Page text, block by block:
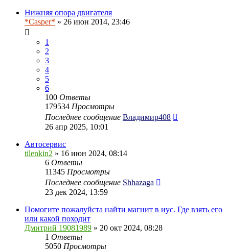
Нижняя опора двигателя
*Casper* » 26 июн 2014, 23:46
1
2
3
4
5
6
100 Ответы
179534 Просмотры
Последнее сообщение Владимир408
26 апр 2025, 10:01
Автосервис
tilenkin2 » 16 июн 2024, 08:14
6 Ответы
11345 Просмотры
Последнее сообщение Shhazaga
23 дек 2024, 13:59
Помогите пожалуйста найти магнит в иус. Где взять его
или какой походит
Дмитрий 19081989 » 20 окт 2024, 08:28
1 Ответы
5050 Просмотры